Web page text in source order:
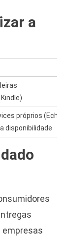
a
próprios (Echo,
disponibilidade
empresas